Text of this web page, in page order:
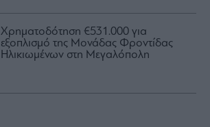
Χρηματοδότηση €531.000 για
εξοπλισμό της Μονάδας Φροντίδας
Ηλικιωμένων στη Μεγαλόπολη